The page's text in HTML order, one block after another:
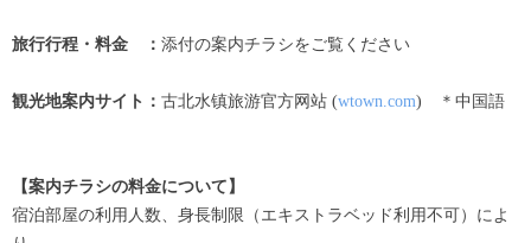
旅行行程・料金 ： 添付の案内チラシをご覧ください
観光地案内サイト： 古北水镇旅游官方网站 (wtown.com) ＊中国語
【案内チラシの料金について】
宿泊部屋の利用人数、身長制限（エキストラベッド利用不可）によ